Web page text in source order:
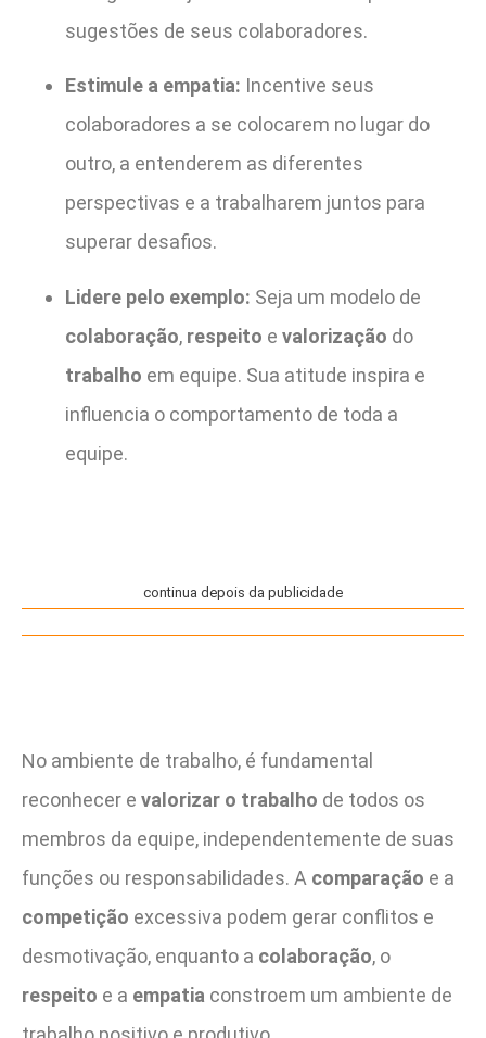
sugestões de seus colaboradores.
Estimule a empatia: Incentive seus
colaboradores a se colocarem no lugar do
outro, a entenderem as diferentes
perspectivas e a trabalharem juntos para
superar desafios.
Lidere pelo exemplo: Seja um modelo de
colaboração, respeito e valorização do
trabalho em equipe. Sua atitude inspira e
influencia o comportamento de toda a
equipe.
continua depois da publicidade
No ambiente de trabalho, é fundamental
reconhecer e valorizar o trabalho de todos os
membros da equipe, independentemente de suas
funções ou responsabilidades. A comparação e a
competição excessiva podem gerar conflitos e
desmotivação, enquanto a colaboração, o
respeito e a empatia constroem um ambiente de